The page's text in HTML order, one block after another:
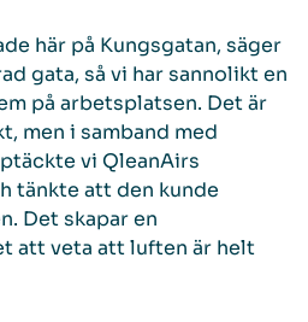
här på Kungsgatan, säger
gata, så vi har sannolikt en
på arbetsplatsen. Det är
men i samband med
vi QleanAirs
tänkte att den kunde
Det skapar en
att veta att luften är helt